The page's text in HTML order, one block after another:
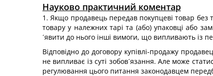
Науково практичний коментар
1. Якщо продавець передав покупцеві товар без
товару у належних тарі та (або) упаковці або
´явити до нього інші вимоги, що випливають із
Відповідно до договору купівлі-продажу
не випливає із суті зобов´язання. Але може
регулювання цього питання законодавцем